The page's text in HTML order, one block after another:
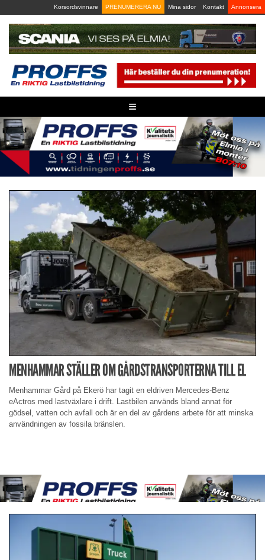
to
content
Korsordsvinnare PRENUMERERA NU Mina sidor Kontakt Annonsera
≡
MENHAMMAR STÄLLER OM GÅRDSTRANSPORTERNA TILL EL
Menhammar Gård på Ekerö har tagit en eldriven Mercedes-Benz
eActros med lastväxlare i drift. Lastbilen används bland annat för
gödsel, vatten och avfall och är en del av gårdens arbete för att minska
användningen av fossila bränslen.